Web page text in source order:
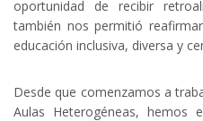
oportunidad de recibir
también nos permitió
educación inclusiva, diversa y
Desde que comenzamos a
Aulas Heterogéneas, hemos